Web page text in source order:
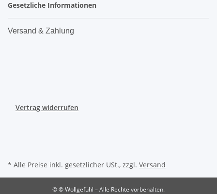
Gesetzliche Informationen
Versand & Zahlung
Vertrag widerrufen
* Alle Preise inkl. gesetzlicher USt., zzgl. Versand
© © Wollgefühl – Alle Rechte vorbehalten.